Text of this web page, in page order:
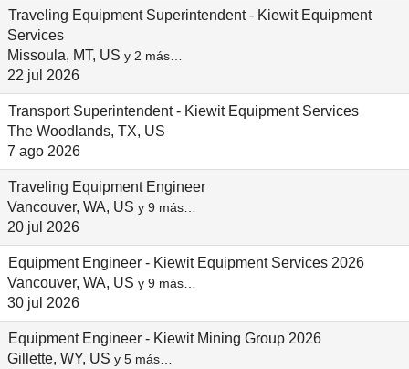
Traveling Equipment Superintendent - Kiewit Equipment
Services
Missoula, MT, US y 2 más…
22 jul 2026
Transport Superintendent - Kiewit Equipment Services
The Woodlands, TX, US
7 ago 2026
Traveling Equipment Engineer
Vancouver, WA, US y 9 más…
20 jul 2026
Equipment Engineer - Kiewit Equipment Services 2026
Vancouver, WA, US y 9 más…
30 jul 2026
Equipment Engineer - Kiewit Mining Group 2026
Gillette, WY, US y 5 más…